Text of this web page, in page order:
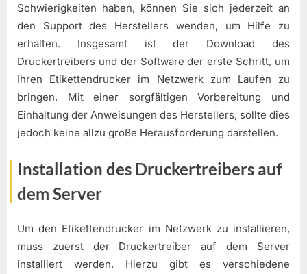
Schwierigkeiten haben, können Sie sich jederzeit an
den Support des Herstellers wenden, um Hilfe zu
erhalten. Insgesamt ist der Download des
Druckertreibers und der Software der erste Schritt, um
Ihren Etikettendrucker im Netzwerk zum Laufen zu
bringen. Mit einer sorgfältigen Vorbereitung und
Einhaltung der Anweisungen des Herstellers, sollte dies
jedoch keine allzu große Herausforderung darstellen.
Installation des Druckertreibers auf
dem Server
Um den Etikettendrucker im Netzwerk zu installieren,
muss zuerst der Druckertreiber auf dem Server
installiert werden. Hierzu gibt es verschiedene